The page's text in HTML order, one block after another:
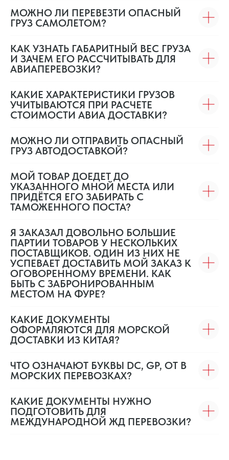
МОЖНО ЛИ ПЕРЕВЕЗТИ ОПАСНЫЙ
ГРУЗ САМОЛЕТОМ?
КАК УЗНАТЬ ГАБАРИТНЫЙ ВЕС ГРУЗА
И ЗАЧЕМ ЕГО РАССЧИТЫВАТЬ ДЛЯ
АВИАПЕРЕВОЗКИ?
КАКИЕ ХАРАКТЕРИСТИКИ ГРУЗОВ
УЧИТЫВАЮТСЯ ПРИ РАСЧЕТЕ
СТОИМОСТИ АВИА ДОСТАВКИ?
МОЖНО ЛИ ОТПРАВИТЬ ОПАСНЫЙ
ГРУЗ АВТОДОСТАВКОЙ?
МОЙ ТОВАР ДОЕДЕТ ДО
УКАЗАННОГО МНОЙ МЕСТА ИЛИ
ПРИДЁТСЯ ЕГО ЗАБИРАТЬ С
ТАМОЖЕННОГО ПОСТА?
Я ЗАКАЗАЛ ДОВОЛЬНО БОЛЬШИЕ
ПАРТИИ ТОВАРОВ У НЕСКОЛЬКИХ
ПОСТАВЩИКОВ. ОДИН ИЗ НИХ НЕ
УСПЕВАЕТ ДОСТАВИТЬ МОЙ ЗАКАЗ К
ОГОВОРЕННОМУ ВРЕМЕНИ. КАК
БЫТЬ С ЗАБРОНИРОВАННЫМ
МЕСТОМ НА ФУРЕ?
КАКИЕ ДОКУМЕНТЫ
ОФОРМЛЯЮТСЯ ДЛЯ МОРСКОЙ
ДОСТАВКИ ИЗ КИТАЯ?
ЧТО ОЗНАЧАЮТ БУКВЫ DC, GP, OT В
МОРСКИХ ПЕРЕВОЗКАХ?
КАКИЕ ДОКУМЕНТЫ НУЖНО
ПОДГОТОВИТЬ ДЛЯ
МЕЖДУНАРОДНОЙ ЖД ПЕРЕВОЗКИ?